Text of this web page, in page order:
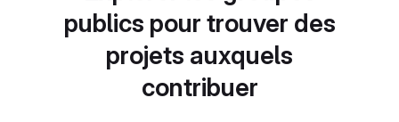
publics pour trouver des
projets auxquels
contribuer